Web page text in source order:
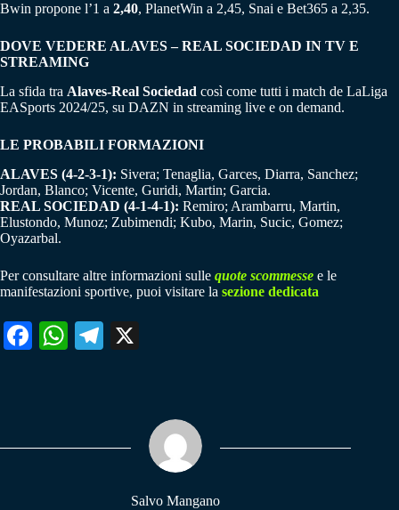
Bwin propone l’1 a 2,40, PlanetWin a 2,45, Snai e Bet365 a 2,35.
DOVE VEDERE ALAVES – REAL SOCIEDAD IN TV E
STREAMING
La sfida tra Alaves-Real Sociedad così come tutti i match de LaLiga
EASports 2024/25, su DAZN in streaming live e on demand.
LE PROBABILI FORMAZIONI
ALAVES (4-2-3-1): Sivera; Tenaglia, Garces, Diarra, Sanchez;
Jordan, Blanco; Vicente, Guridi, Martin; Garcia.
REAL SOCIEDAD (4-1-4-1): Remiro; Arambarru, Martin,
Elustondo, Munoz; Zubimendi; Kubo, Marin, Sucic, Gomez;
Oyazarbal.
Per consultare altre informazioni sulle quote scommesse e le
manifestazioni sportive, puoi visitare la sezione dedicata
Fa W
pp
Te
m
Salvo Mangano